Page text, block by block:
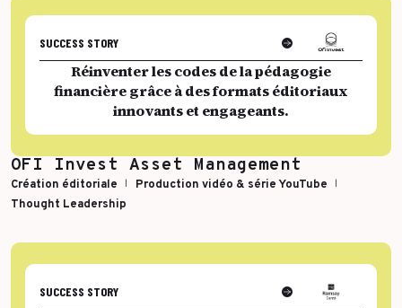
SUCCESS STORY
Réinventer les codes de la pédagogie
financière grâce à des formats éditoriaux
innovants et engageants.
OFI Invest Asset Management
Création éditoriale
Production vidéo & série YouTube
Thought Leadership
SUCCESS STORY